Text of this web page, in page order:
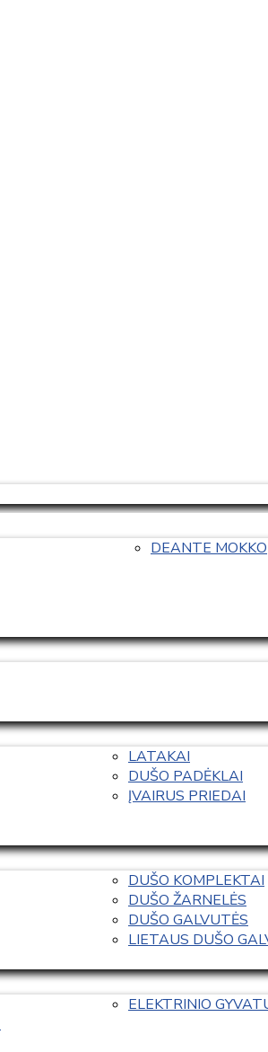
DEANTE MOKKO
LATAKAI
DUŠO PADĖKLAI
ĮVAIRUS PRIEDAI
DUŠO KOMPLEKTAI
DUŠO ŽARNELĖS
DUŠO GALVUTĖS
LIETAUS DUŠO
ELEKTRINIO